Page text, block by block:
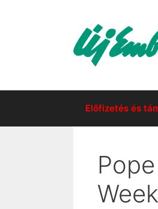
Előfizetés és